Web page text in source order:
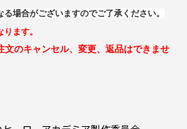
場合がございますのでご了承ください。
ます。
のキャンセル、変更、返品はできませ